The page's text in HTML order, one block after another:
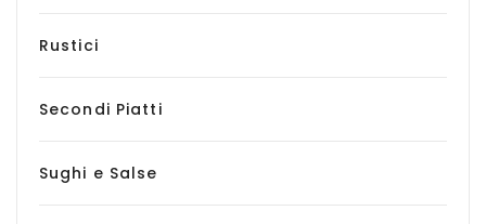
Rustici
Secondi Piatti
Sughi e Salse